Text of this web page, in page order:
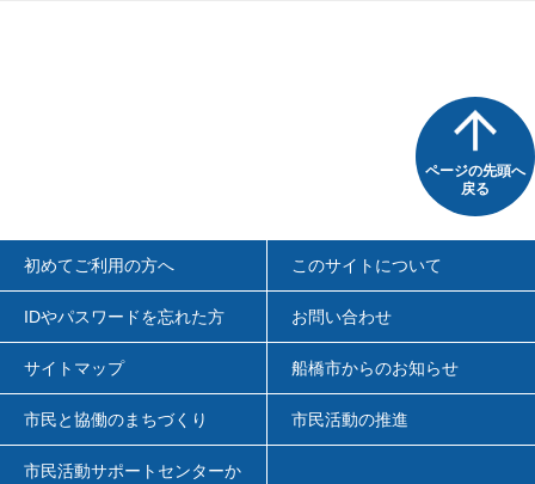
ページの先頭へ
戻る
初めてご利用の方へ このサイトについて
IDやパスワードを忘れた方 お問い合わせ
サイトマップ 船橋市からのお知らせ
市民と協働のまちづくり 市民活動の推進
市民活動サポートセンターか